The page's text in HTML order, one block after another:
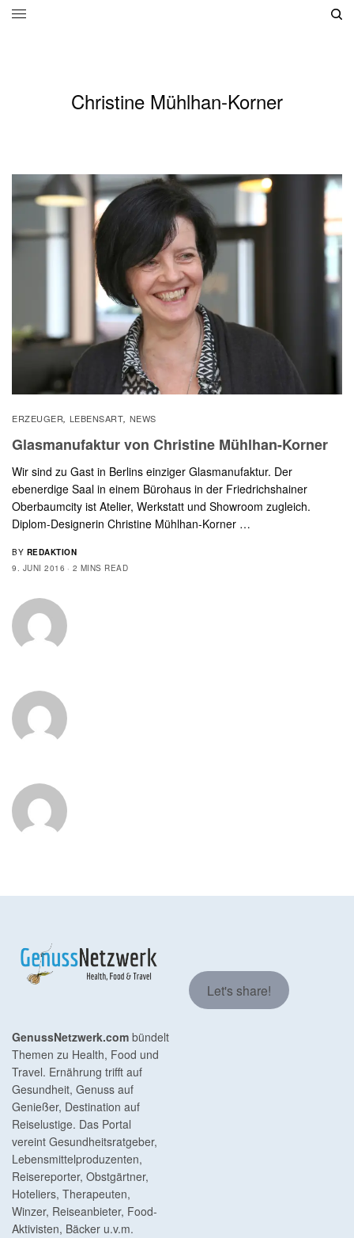
Christine Mühlhan-Korner
ERZEUGER, LEBENSART, NEWS
Glasmanufaktur von Christine Mühlhan-Korner
Wir sind zu Gast in Berlins einziger Glasmanufaktur. Der
ebenerdige Saal in einem Bürohaus in der Friedrichshainer
Oberbaumcity ist Atelier, Werkstatt und Showroom zugleich.
Diplom-Designerin Christine Mühlhan-Korner …
BY REDAKTION
9. JUNI 2016
2 MINS READ
GenussNetzwerk.com bündelt
Themen zu Health, Food und
Travel. Ernährung trifft auf
Gesundheit, Genuss auf
Genießer, Destination auf
Reiselustige. Das Portal
vereint Gesundheitsratgeber,
Lebensmittelproduzenten,
Reisereporter, Obstgärtner,
Hoteliers, Therapeuten,
Winzer, Reiseanbieter, Food-
Aktivisten, Bäcker u.v.m.
Let's share!